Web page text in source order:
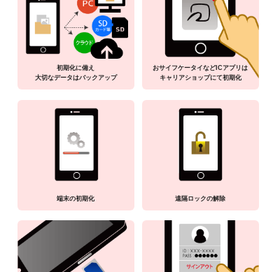
初期化に備え
大切なデータはバックアップ
おサイフケータイなどICアプリは
キャリアショップにて初期化
端末の初期化 遠隔ロックの解除